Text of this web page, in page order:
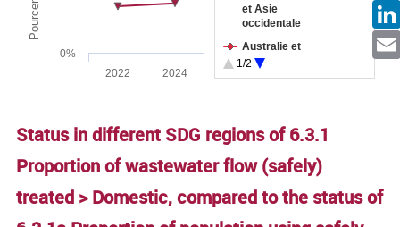
et Asie
occidentale
Australie et
Nouvelle-Zélande
et Caraïbes
1/2
2022 2024
0%
Status in different SDG regions of 6.3.1
Proportion of wastewater flow (safely)
treated > Domestic, compared to the status of